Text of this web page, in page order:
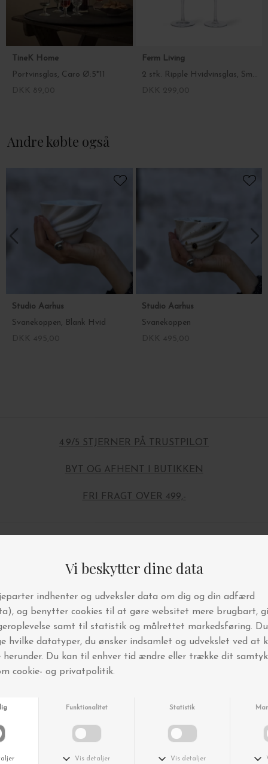
TineK Home
Portvinsglas, Caro Ø:5*11
Ferm Living
2 stk. Ripple Hvidvinsglas, Smoked Grey
Andre købte også
Studio Aarhus
Svanekoppen, Blank Hvid
Studio Aarhus
Svanekoppen
4.9/5 STJERNER PÅ TRUSTPILOT
BYT OG AFHENT I BUTIKKEN
FRI FRAGT OVER 499,-
Andre købte også